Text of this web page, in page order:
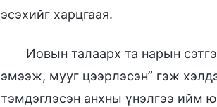
эсэхийг харцгаая.
Иовын талаарх та нарын
эмээж, мууг цээрлэсэн” гэж
тэмдэглэсэн анхны үнэлгээ ийм